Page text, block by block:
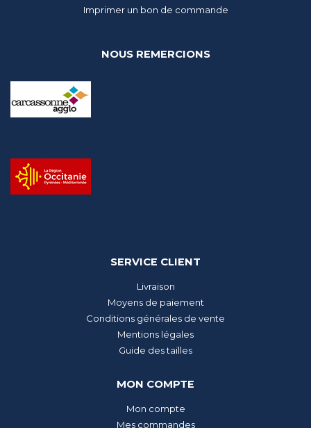
Imprimer un bon de commande
NOUS REMERCIONS
SERVICE CLIENT
Livraison
Moyens de paiement
Conditions générales de vente
Mentions légales
Guide des tailles
MON COMPTE
Mon compte
Mes commandes